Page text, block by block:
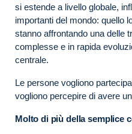
si estende a livello globale,
importanti del mondo: quello
stanno affrontando una delle
complesse e in rapida
centrale.
Le persone vogliono
vogliono percepire di avere
Molto di più della semplice